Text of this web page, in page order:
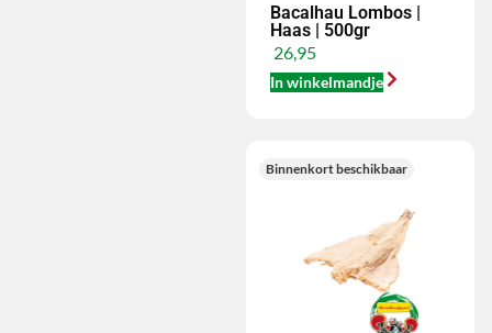
Bacalhau Lombos |
Haas | 500gr
26,95
In winkelmandje
Binnenkort beschikbaar